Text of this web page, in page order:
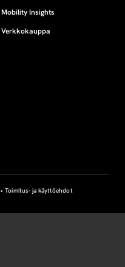
Mobility Insights
Verkkokauppa
•Toimitus- ja käyttöehdot